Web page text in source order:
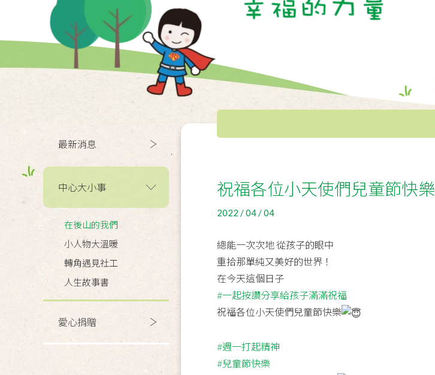
最新消息
中心大小事
在後山的我們
小人物大溫暖
轉角遇見社工
人生故事書
愛心捐贈
祝福各位小天使們兒童節快樂
2022 / 04 / 04
總能一次次地 從孩子的眼中
重拾那單純又美好的世界！
在今天這個日子
#一起按讚分享給孩子滿滿祝福
祝福各位小天使們兒童節快樂
#週一打起精神
#兒童節快樂